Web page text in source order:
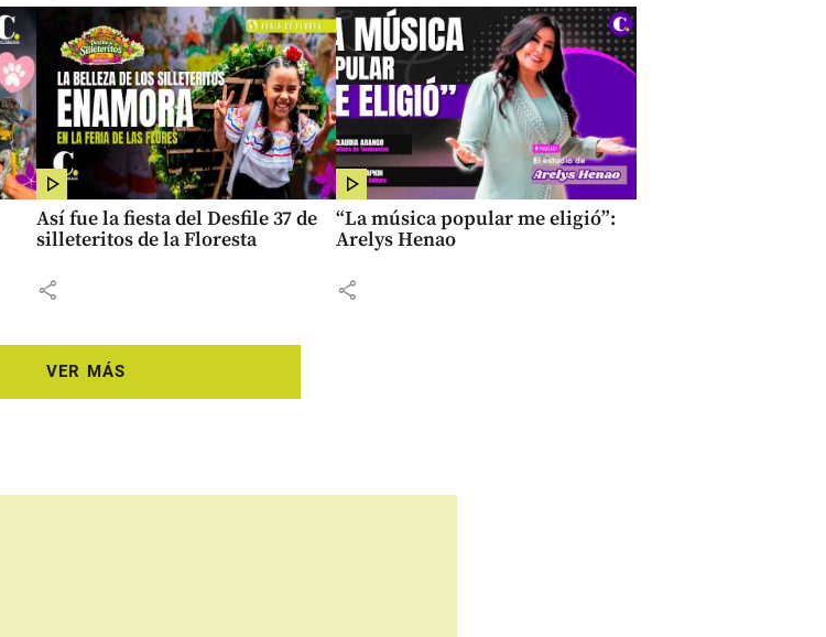
Así fue la fiesta del Desfile 37 de
silleteritos de la Floresta
share
“La música popular me eligió”:
Arelys Henao
share
VER MÁS